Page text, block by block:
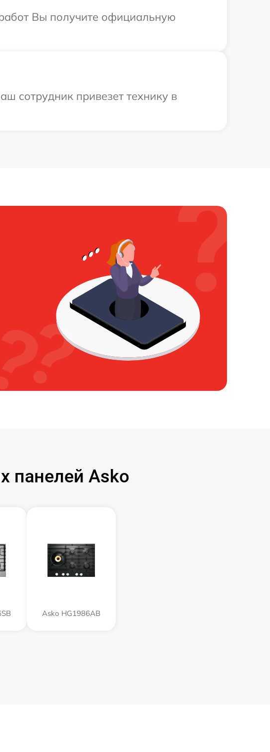
Вы получите официальную
сотрудник привезет технику в
панелей Asko
Asko HG1986AB